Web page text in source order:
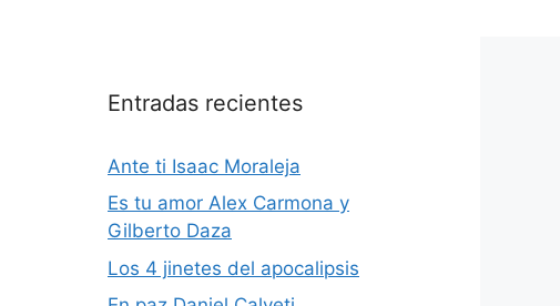
Entradas recientes
Ante ti Isaac Moraleja
Es tu amor Alex Carmona y
Gilberto Daza
Los 4 jinetes del apocalipsis